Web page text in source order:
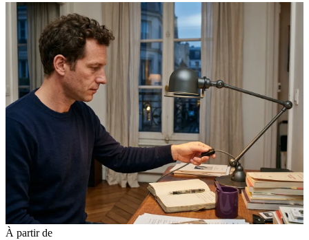
À partir de